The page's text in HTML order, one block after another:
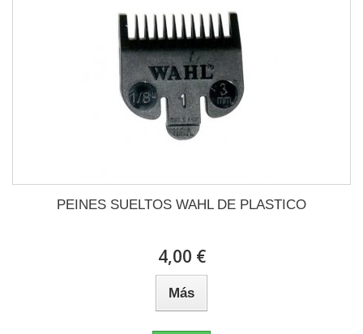
PEINES SUELTOS WAHL DE PLASTICO
4,00 €
Más